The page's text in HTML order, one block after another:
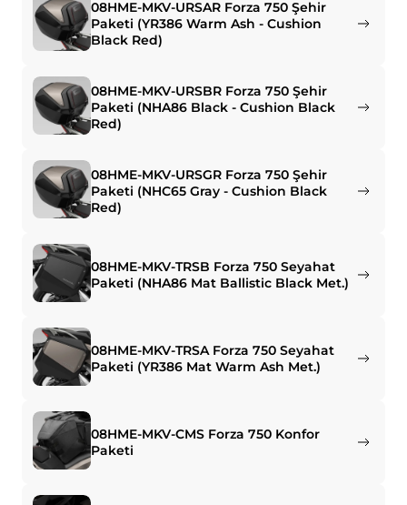
08HME-MKV-URSAR Forza 750 Şehir
Paketi (YR386 Warm Ash - Cushion
Black Red)
08HME-MKV-URSBR Forza 750 Şehir
Paketi (NHA86 Black - Cushion Black
Red)
08HME-MKV-URSGR Forza 750 Şehir
Paketi (NHC65 Gray - Cushion Black
Red)
08HME-MKV-TRSB Forza 750 Seyahat
Paketi (NHA86 Mat Ballistic Black Met.)
08HME-MKV-TRSA Forza 750 Seyahat
Paketi (YR386 Mat Warm Ash Met.)
08HME-MKV-CMS Forza 750 Konfor
Paketi